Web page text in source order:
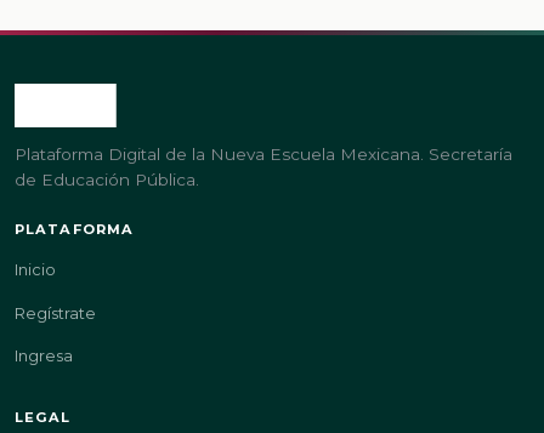
Plataforma Digital de la Nueva Escuela Mexicana. Secretaría
de Educación Pública.
PLATAFORMA
Inicio
Regístrate
Ingresa
LEGAL